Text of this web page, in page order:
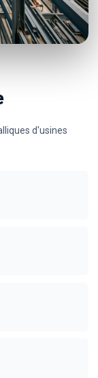
d'usines